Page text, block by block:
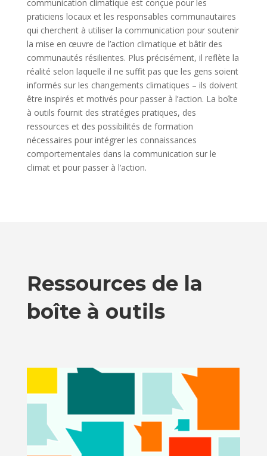
communication climatique est conçue pour les
praticiens locaux et les responsables communautaires
qui cherchent à utiliser la communication pour soutenir
la mise en œuvre de l’action climatique et bâtir des
communautés résilientes. Plus précisément, il reflète la
réalité selon laquelle il ne suffit pas que les gens soient
informés sur les changements climatiques – ils doivent
être inspirés et motivés pour passer à l’action. La boîte
à outils fournit des stratégies pratiques, des
ressources et des possibilités de formation
nécessaires pour intégrer les connaissances
comportementales dans la communication sur le
climat et pour passer à l’action.
Ressources de la
boîte à outils